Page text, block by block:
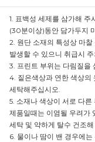
1. 표백성 세제를 삼가해 주
(30분이상)동안 담가두지
2. 원단 소재의 특성상 마
발생할 수 있으니 취급시
3. 프린트 부위는 다림질을
4. 짙은색상과 연한 색상의
세탁해주십시오.
5. 소재나 색상이 서로 다른
제품일때는 이염될 우려가
세탁 및 약하게 탈수 건조
6. 물이나 땀이 밴 경우에는